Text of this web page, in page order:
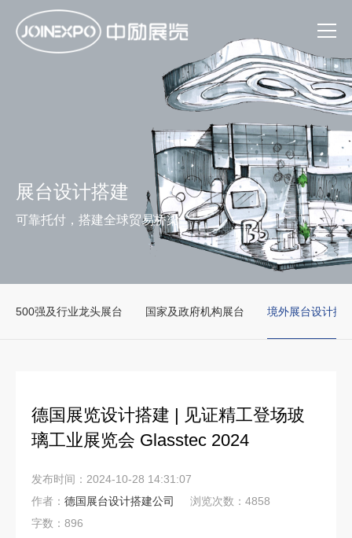
展台设计搭建
可靠托付，搭建全球贸易桥梁
500强及行业龙头展台 国家及政府机构展台 境外展台设计搭
德国展览设计搭建 | 见证精工登场玻
璃工业展览会 Glasstec 2024
发布时间：2024-10-28 14:31:07
作者： 德国展台设计搭建公司
浏览次数：4858
字数：896